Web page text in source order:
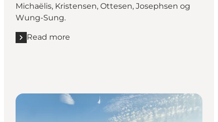
Michaëlis, Kristensen, Ottesen, Josephsen og
Wung-Sung.
Read more
Read more "Sundets Stilhed"